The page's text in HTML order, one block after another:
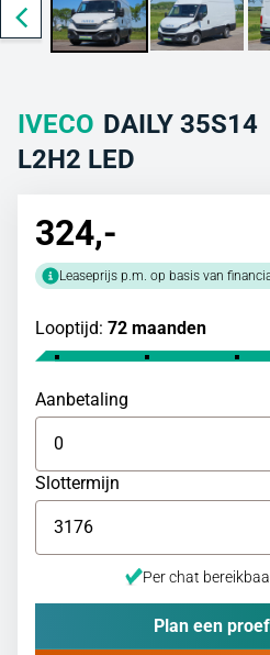
IVECO DAILY
L2H2 LED
324,-
Leaseprijs p.m. op basis van
Looptijd: 72 maanden
Aanbetaling
Slottermijn
Per chat
Plan een